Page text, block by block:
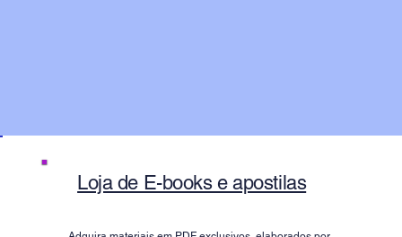
Loja de E-books e apostilas